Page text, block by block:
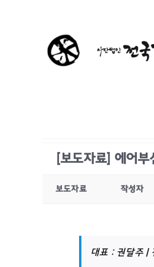
[보도자료] 에어
보도자료 작성자
대표 : 권달주